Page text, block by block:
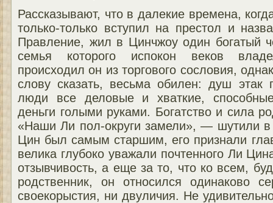
Рассказывают, что в далекие времена,
только-только вступил на престол и
Правление, жил в Цинчжоу один богатый
семья которого испокон веков
происходил он из торгового сословия,
слову сказать, весьма обилен: душ
люди все деловые и хваткие,
деньги голыми руками. Богатство и сила
«Наши Ли пол-округи замели», — шутили в
Цин был самым старшим, его признали
велика глубоко уважали почтенного Ли
отзывчивость, а еще за то, что ко всем,
родственник, он относился одинаково
своекорыстия, ни двуличия. Не